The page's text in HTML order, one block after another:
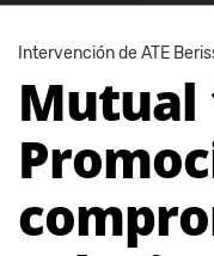
Intervención de ATE
Mutual